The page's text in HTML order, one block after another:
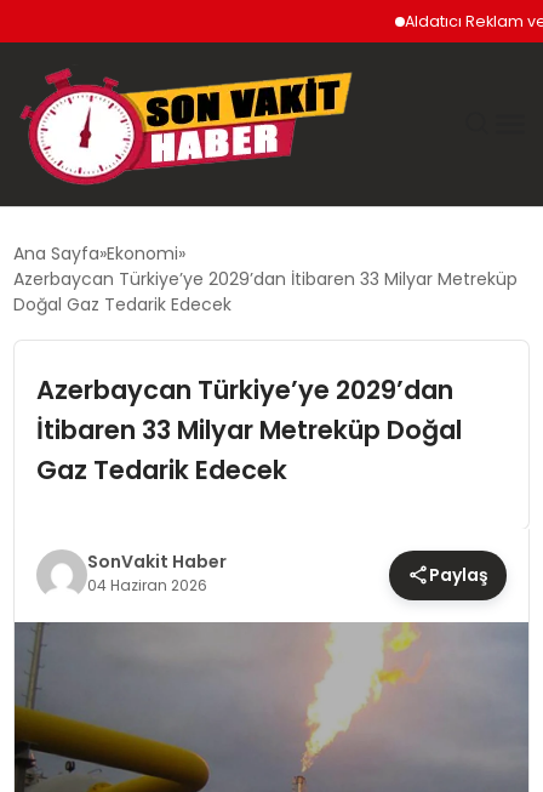
Aldatıcı Reklam ve
SIYASET
EKONOMI
TEKNOLOJI
YAŞAM
Ana Sayfa Ekonomi
Azerbaycan Türkiye’ye 2029’dan İtibaren 33 Milyar Metreküp
Doğal Gaz Tedarik Edecek
Azerbaycan Türkiye’ye 2029’dan
İtibaren 33 Milyar Metreküp Doğal
Gaz Tedarik Edecek
SonVakit Haber
04 Haziran 2026 Paylaş